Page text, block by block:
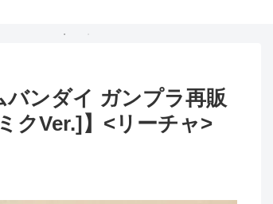
バンダイ ガンプラ再販
クVer.]】<リーチャ>